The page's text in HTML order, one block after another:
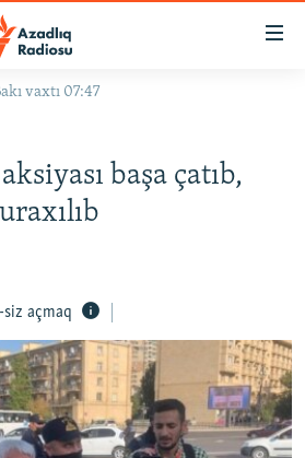
vaxtı 07:47
başa çatıb,
siz açmaq